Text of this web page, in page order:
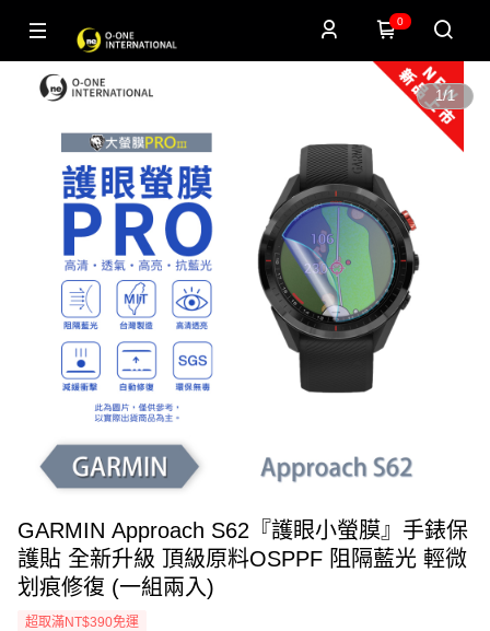
0
1/1
GARMIN Approach S62『護眼小螢膜』手錶保
護貼 全新升級 頂級原料OSPPF 阻隔藍光 輕微
划痕修復 (一組兩入)
超取滿NT$390免運